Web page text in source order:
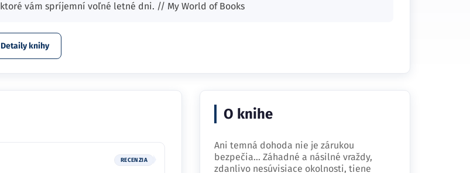
ktoré vám spríjemní voľné letné dni. // My World of Books
Detaily knihy
RECENZIA
O knihe
Ani temná dohoda nie je zárukou
bezpečia... Záhadné a násilné vraždy,
zdanlivo nesúvisiace okolnosti, tiene